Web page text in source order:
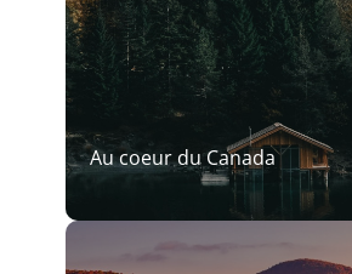
Au coeur du Canada